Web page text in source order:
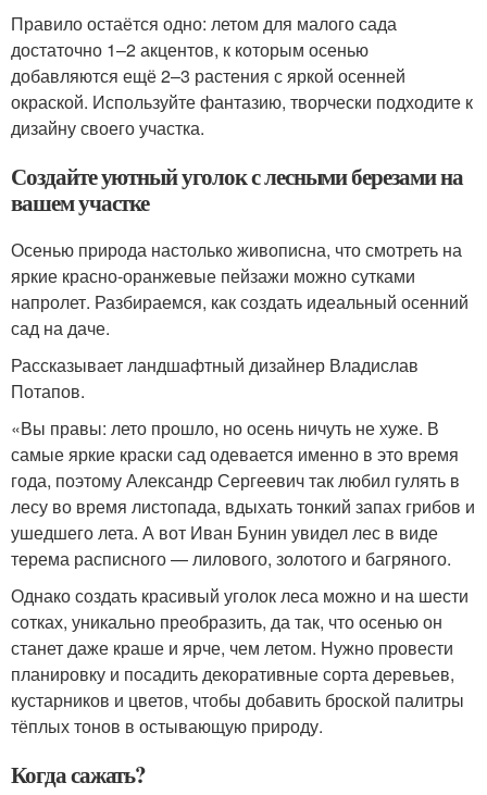
Правило остаётся одно: летом для малого сада
достаточно 1–2 акцентов, к которым осенью
добавляются ещё 2–3 растения с яркой осенней
окраской. Используйте фантазию, творчески подходите к
дизайну своего участка.
Создайте уютный уголок с лесными березами на
вашем участке
Осенью природа настолько живописна, что смотреть на
яркие красно-оранжевые пейзажи можно сутками
напролет. Разбираемся, как создать идеальный осенний
сад на даче.
Рассказывает ландшафтный дизайнер Владислав
Потапов.
«Вы правы: лето прошло, но осень ничуть не хуже. В
самые яркие краски сад одевается именно в это время
года, поэтому Александр Сергеевич так любил гулять в
лесу во время листопада, вдыхать тонкий запах грибов и
ушедшего лета. А вот Иван Бунин увидел лес в виде
терема расписного — лилового, золотого и багряного.
Однако создать красивый уголок леса можно и на шести
сотках, уникально преобразить, да так, что осенью он
станет даже краше и ярче, чем летом. Нужно провести
планировку и посадить декоративные сорта деревьев,
кустарников и цветов, чтобы добавить броской палитры
тёплых тонов в остывающую природу.
Когда сажать?